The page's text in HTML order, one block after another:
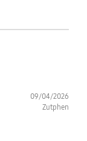
09/04/2026
Zutphen